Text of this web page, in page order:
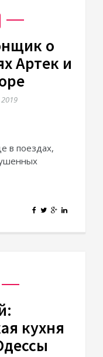
о
Артек и
в поездах,
кухня